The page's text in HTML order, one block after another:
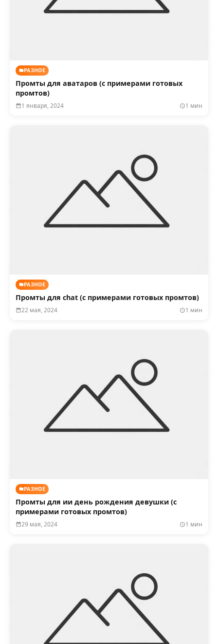
РАЗНОЕ
Промты для аватаров (с примерами готовых
промтов)
1 января, 2024 1 мин
РАЗНОЕ
Промты для chat (с примерами готовых промтов)
22 мая, 2024 1 мин
РАЗНОЕ
Промты для ии день рождения девушки (с
примерами готовых промтов)
29 мая, 2024 1 мин